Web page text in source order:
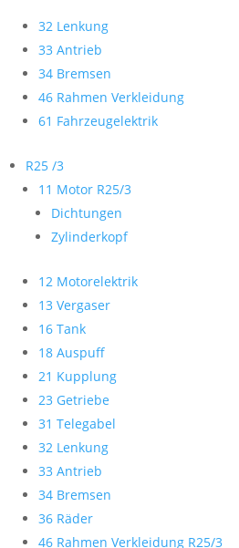
32 Lenkung
33 Antrieb
34 Bremsen
46 Rahmen Verkleidung
61 Fahrzeugelektrik
R25 /3
11 Motor R25/3
Dichtungen
Zylinderkopf
12 Motorelektrik
13 Vergaser
16 Tank
18 Auspuff
21 Kupplung
23 Getriebe
31 Telegabel
32 Lenkung
33 Antrieb
34 Bremsen
36 Räder
46 Rahmen Verkleidung R25/3